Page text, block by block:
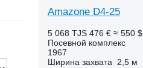
Amazone D4-25
5 068 TJS 476 € ≈ 550 $
Посевной комплекс
1967
Ширина захвата
2,5 м